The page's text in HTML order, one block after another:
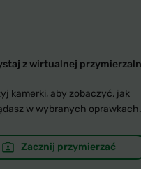
z wirtualnej
kamerki, aby zobaczyć, jak
w wybranych oprawkach.
Zacznij przymierzać